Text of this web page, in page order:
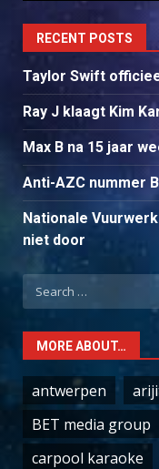
RECENT POSTS
Taylor Swift
Ray J klaagt Kim
Max B na 15 jaar
Anti-AZC nummer
Nationale
niet door
Search
for:
MORE ABOUT…
antwerpen
BET media group
carpool karaoke